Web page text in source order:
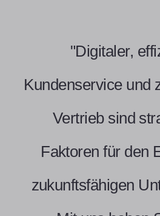
"Digitaler,
Kundenservice und
Vertrieb sind
Faktoren für den
zukunftsfähigen